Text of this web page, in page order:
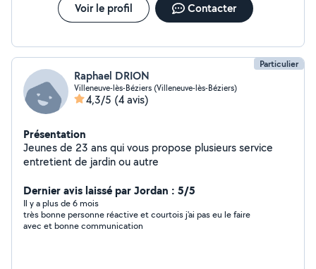
Voir le profil Contacter
Particulier
Raphael DRION
Villeneuve-lès-Béziers (Villeneuve-lès-Béziers)
4,3/5 (4 avis)
Présentation
Jeunes de 23 ans qui vous propose plusieurs service
entretient de jardin ou autre
Dernier avis laissé par Jordan : 5/5
Il y a plus de 6 mois
très bonne personne réactive et courtois j'ai pas eu le faire
avec et bonne communication